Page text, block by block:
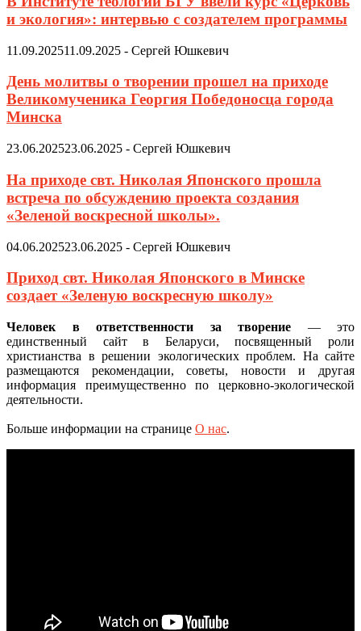
и экология»: интервью с создателем программы
11.09.202511.09.2025 - Сергей Юшкевич
День молитвы о творении прошел на приходе
Великомученика Георгия Победоносца города
Минска
23.06.202523.06.2025 - Сергей Юшкевич
На приходе свт. Николая Японского прошла
встреча по обсуждению проекта создания
«Зеленой воскресной школы».
04.06.202523.06.2025 - Сергей Юшкевич
Приход свт. Николая Японского в Минске
создает «Зеленую воскресную школу»
Человек в ответственности за творение — это
единственный сайт в Беларуси, посвященный роли
христианства в решении экологических проблем. На сайте
размещаются рекомендации, советы, новости и другая
информация преимущественно по церковно-экологической
деятельности.
Больше информации на странице О нас.